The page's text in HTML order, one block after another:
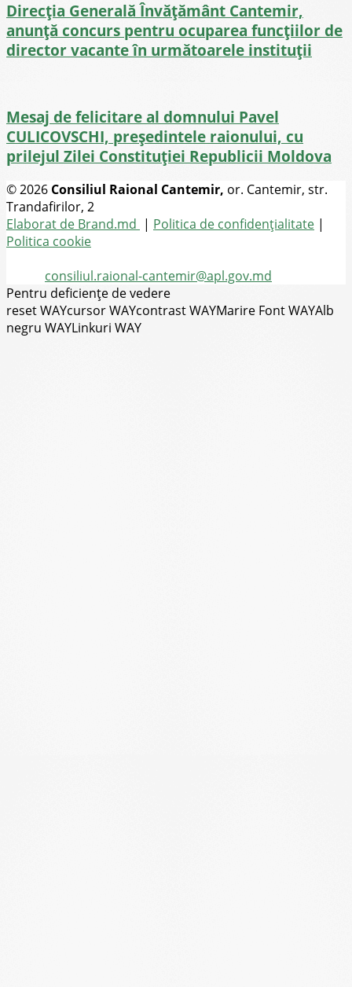
Direcţia Generală Învăţământ Cantemir,
anunță concurs pentru ocuparea funcţiilor de
director vacante în următoarele instituții
Mesaj de felicitare al domnului Pavel
CULICOVSCHI, președintele raionului, cu
prilejul Zilei Constituției Republicii Moldova
© 2026 Consiliul Raional Cantemir, or. Cantemir, str.
Trandafirilor, 2
Elaborat de Brand.md | Politica de confidențialitate |
Politica cookie
consiliul.raional-cantemir@apl.gov.md
Pentru deficiențe de vedere
reset WAYcursor WAYcontrast WAYMarire Font WAYAlb
negru WAYLinkuri WAY